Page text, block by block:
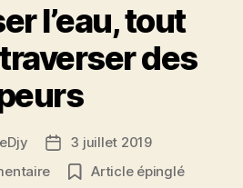
l’eau, tout
des
Date
de
l’article
3 juillet 2019
sur
Article épinglé